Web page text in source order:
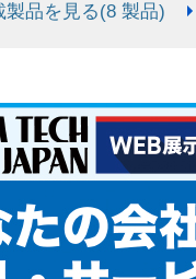
製品を見る(8 製品)